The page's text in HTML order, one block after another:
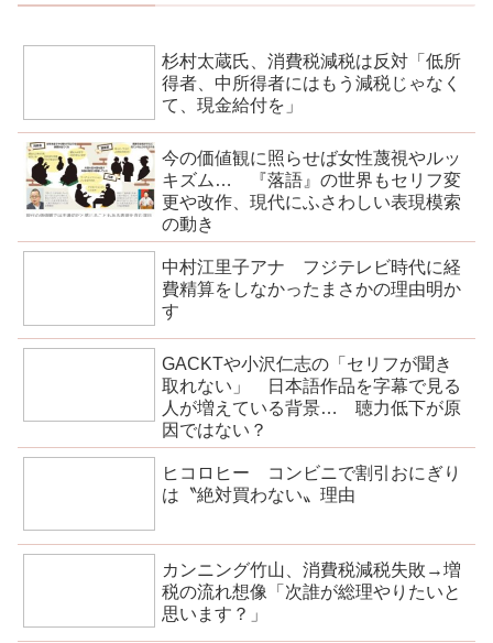
杉村太蔵氏、消費税減税は反対「低所
得者、中所得者にはもう減税じゃなく
て、現金給付を」
今の価値観に照らせば女性蔑視やルッ
キズム… 『落語』の世界もセリフ変
更や改作、現代にふさわしい表現模索
の動き
中村江里子アナ フジテレビ時代に経
費精算をしなかったまさかの理由明か
す
GACKTや小沢仁志の「セリフが聞き
取れない」 日本語作品を字幕で見る
人が増えている背景… 聴力低下が原
因ではない？
ヒコロヒー コンビニで割引おにぎり
は〝絶対買わない〟理由
カンニング竹山、消費税減税失敗→増
税の流れ想像「次誰が総理やりたいと
思います？」